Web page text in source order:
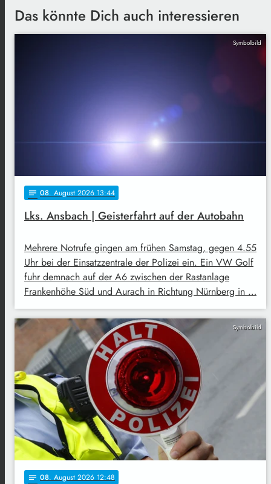
Das könnte Dich auch interessieren
Symbolbild
notes 08. August 2026 13:44
Lks. Ansbach | Geisterfahrt auf der Autobahn
Mehrere Notrufe gingen am frühen Samstag, gegen 4.55
Uhr bei der Einsatzzentrale der Polizei ein. Ein VW Golf
fuhr demnach auf der A6 zwischen der Rastanlage
Frankenhöhe Süd und Aurach in Richtung Nürnberg in …
Symbolbild
notes 08. August 2026 12:48